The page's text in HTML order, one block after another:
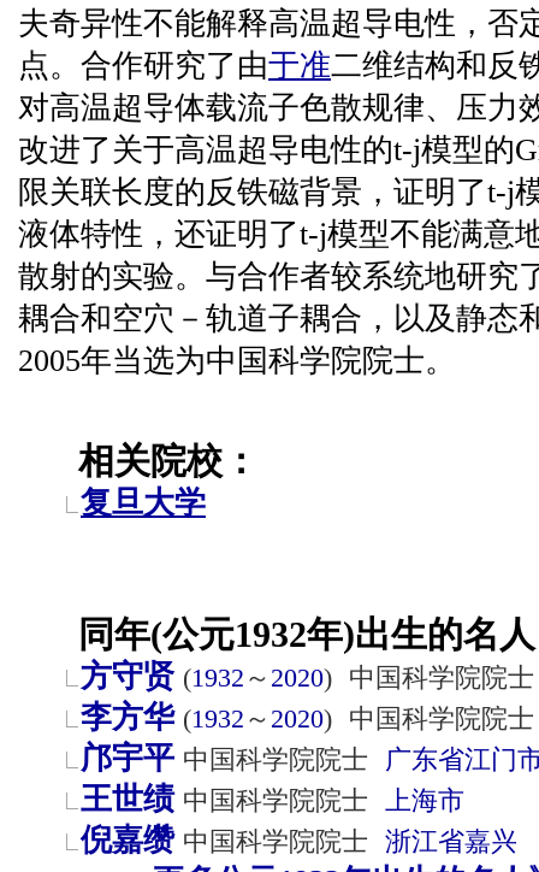
夫奇异性不能解释高温超导电性，否
点。合作研究了由于准二维结构和反
对高温超导体载流子色散规律、压力
改进了关于高温超导电性的t-j模型的
限关联长度的反铁磁背景，证明了t-j
液体特性，还证明了t-j模型不能满意
散射的实验。与合作者较系统地研究
耦合和空穴－轨道子耦合，以及静态
2005年当选为中国科学院院士。
相关院校：
复旦大学
同年(公元1932年)出生的名
方守贤 (1932 ～ 2020) 中国科学院院士
李方华 (1932 ～ 2020) 中国科学院院士
邝宇平 中国科学院院士 广东省江门
王世绩 中国科学院院士 上海市
倪嘉缵 中国科学院院士 浙江省嘉兴